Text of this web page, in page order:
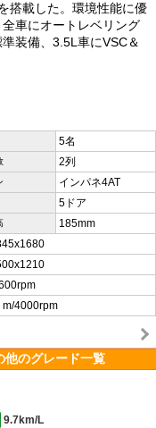
搭載した。環境性能に優
車にオートレベリング
装備、3.5L車にVSC＆
5名
2列
インパネ4AT
5ドア
185mm
m/4000rpm
他のグレード一覧
9.7km/L